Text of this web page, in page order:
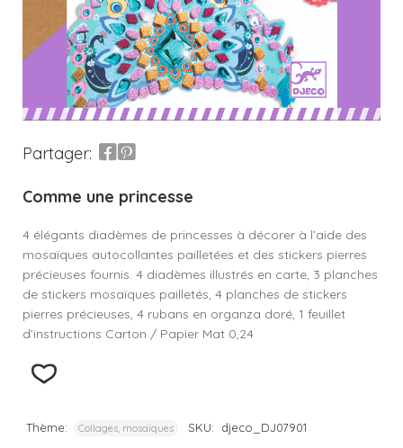
Partager:
Comme une princesse
4 élégants diadèmes de princesses à décorer à l’aide des
mosaïques autocollantes pailletées et des stickers pierres
précieuses fournis. 4 diadèmes illustrés en carte, 3 planches
de stickers mosaïques pailletés, 4 planches de stickers
pierres précieuses, 4 rubans en organza doré, 1 feuillet
d’instructions Carton / Papier Mat 0,24
Thème: Collages, mosaïques SKU: djeco_DJ07901